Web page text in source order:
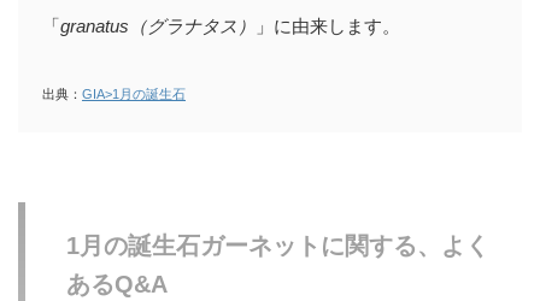
「granatus（グラナタス） 」に由来します。
出典： GIA>1月の誕生石
1月の誕生石ガーネットに関する、よく
あるQ&A